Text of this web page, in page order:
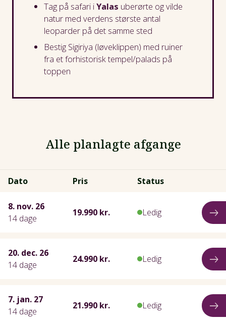
Tag på safari iYalas uberørte og vilde
natur med verdens største antal
leoparder på det samme sted
Bestig Sigiriya (løveklippen) med ruiner
fra et forhistorisk tempel/palads på
toppen
Alle planlagte afgange
Dato Pris Status
8. nov. 26
14 dage
19.990 kr. Ledig
20. dec. 26
14 dage
24.990 kr. Ledig
7. jan. 27
14 dage
21.990 kr. Ledig